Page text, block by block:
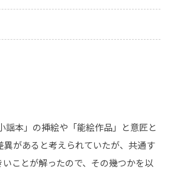
本」の挿絵や「能絵作品」と意匠と
があると考えられていたが、共通す
ことが解ったので、その幾つかを以